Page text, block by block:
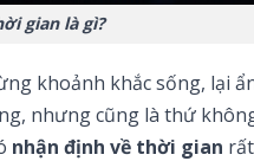
gian là gì?
khoảnh khắc sống, lại
nhưng cũng là thứ
nhận định về thời gian